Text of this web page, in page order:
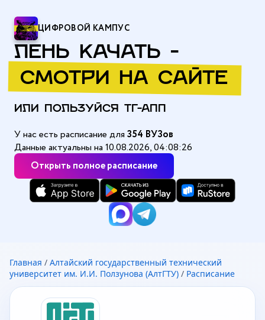
ЦИФРОВОЙ КАМПУС
ЛЕНЬ КАЧАТЬ -
СМОТРИ НА САЙТЕ
ИЛИ ПОЛЬЗУЙСЯ ТГ-АПП
Открыть полное расписание
У нас есть расписание для 354 ВУЗов
Данные актуальны на 10.08.2026, 04:08:26
Главная / Алтайский государственный технический
университет им. И.И. Ползунова (АлтГТУ) / Расписание